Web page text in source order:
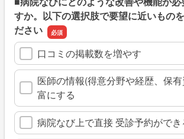
すか。以下の選択肢で要望に近いもの
ださい
口コミの掲載数を増やす
医師の情報(得意分野や経歴、保
富にする
病院なび上で直接 受診予約ができ